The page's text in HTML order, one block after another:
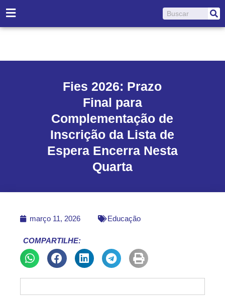
para
o
Pesquisar
Fies 2026: Prazo
Final para
Complementação de
Inscrição da Lista de
Espera Encerra Nesta
Quarta
março 11, 2026 Educação
COMPARTILHE: